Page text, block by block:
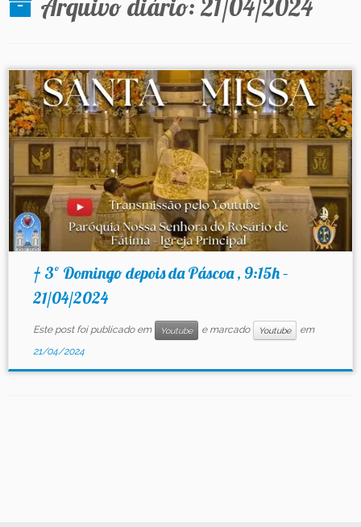
Acesse Também
Contato
Arquivo diário: 21/04/2024
† 3º Domingo depois da Páscoa , 9:15h –
21/04/2024
Este post foi publicado em Youtube e marcado Youtube
em
21/04/2024